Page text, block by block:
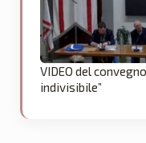
VIDEO del
indivisibile”